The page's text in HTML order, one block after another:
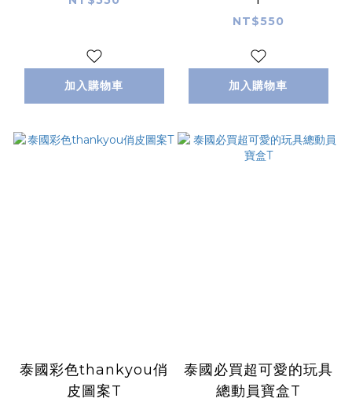
加入購物車
NT$550
加入購物車
泰國彩色thankyou俏
皮圖案T
泰國必買超可愛的玩具
總動員寶盒T